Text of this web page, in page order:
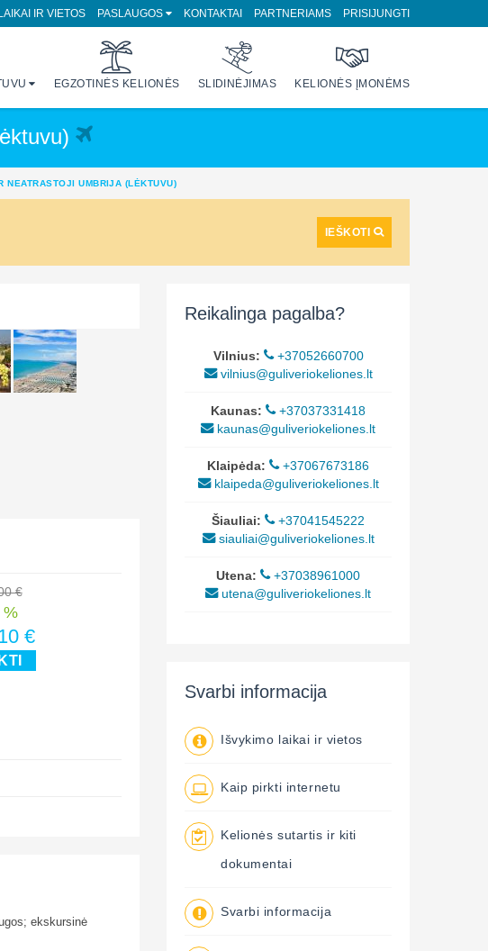
IR VIETOS PASLAUGOS KONTAKTAI PARTNERIAMS PRISIJUNGTI
EGZOTINĖS KELIONĖS SLIDINĖJIMAS KELIONĖS ĮMONĖMS
UMBRIJA (LĖKTUVU)
IEŠKOTI
€
%
€
ekskursinė
Reikalinga pagalba?
Vilnius:
+37052660700
vilnius@guliveriokeliones.lt
Kaunas:
+37037331418
kaunas@guliveriokeliones.lt
Klaipėda:
+37067673186
klaipeda@guliveriokeliones.lt
Šiauliai:
+37041545222
siauliai@guliveriokeliones.lt
Utena:
+37038961000
utena@guliveriokeliones.lt
Svarbi informacija
Išvykimo laikai ir vietos
Kaip pirkti internetu
Kelionės sutartis ir kiti
dokumentai
Svarbi informacija